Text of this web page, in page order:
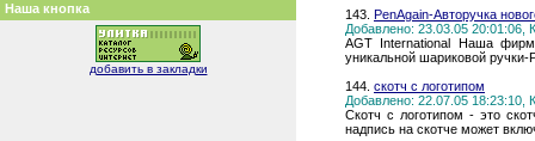
Наша кнопка
добавить в закладки
143. PenAgain-Авторучка
Добавлено: 23.03.05 20:01:06,
AGT International Наша
уникальной шариковой
144. скотч с логотипом
Добавлено: 22.07.05 18:23:10,
Скотч с логотипом - это
надпись на скотче может